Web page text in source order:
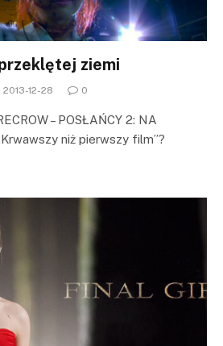
ziemi
2013-12-28 0
– POSŁAŃCY 2: NA
niż pierwszy film”?